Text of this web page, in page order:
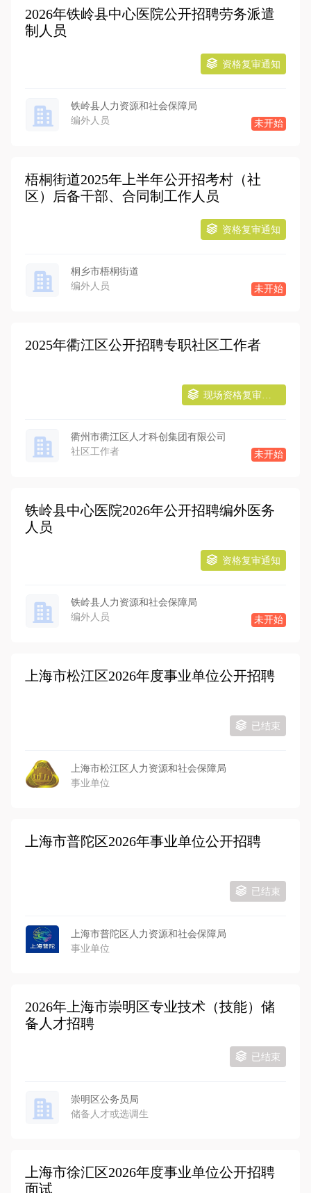
2026年铁岭县中心医院公开招聘劳务派遣
制人员
资格复审通知
铁岭县人力资源和社会保障局
未开始
编外人员
梧桐街道2025年上半年公开招考村（社
区）后备干部、合同制工作人员
资格复审通知
桐乡市梧桐街道
未开始
编外人员
2025年衢江区公开招聘专职社区工作者
现场资格复审通知
衢州市衢江区人才科创集团有限公司
未开始
社区工作者
铁岭县中心医院2026年公开招聘编外医务
人员
资格复审通知
铁岭县人力资源和社会保障局
未开始
编外人员
上海市松江区2026年度事业单位公开招聘
已结束
上海市松江区人力资源和社会保障局
事业单位
上海市普陀区2026年事业单位公开招聘
已结束
上海市普陀区人力资源和社会保障局
事业单位
2026年上海市崇明区专业技术（技能）储
备人才招聘
已结束
崇明区公务员局
储备人才或选调生
上海市徐汇区2026年度事业单位公开招聘
面试